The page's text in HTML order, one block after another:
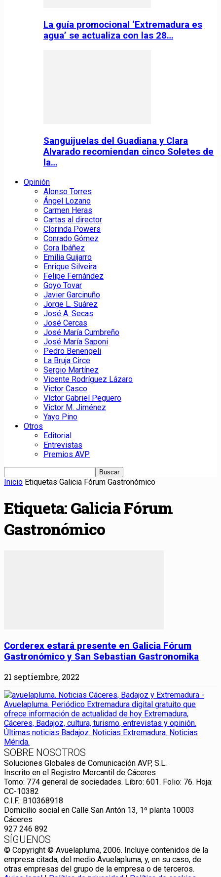
La guía promocional ‘Extremadura es
agua’ se actualiza con las 28…
Sanguijuelas del Guadiana y Clara
Alvarado recomiendan cinco Soletes de
la…
Opinión
Alonso Torres
Ángel Lozano
Carmen Heras
Cartas al director
Clorinda Powers
Conrado Gómez
Cora Ibáñez
Emilia Guijarro
Enrique Silveira
Felipe Fernández
Goyo Tovar
Javier Garcinuño
Jorge L. Suárez
José A. Secas
José Cercas
José María Cumbreño
José María Saponi
Pedro Benengeli
La Bruja Circe
Sergio Martínez
Vicente Rodríguez Lázaro
Victor Casco
Víctor Gabriel Peguero
Victor M. Jiménez
Yayo Pino
Otros
Editorial
Entrevistas
Premios AVP
Inicio Etiquetas Galicia Fórum Gastronómico
Etiqueta: Galicia Fórum
Gastronómico
Corderex estará presente en Galicia Fórum
Gastronómico y San Sebastian Gastronomika
21 septiembre, 2022
SOBRE NOSOTROS
Soluciones Globales de Comunicación AVP, S.L.
Inscrito en el Registro Mercantil de Cáceres
Tomo: 774 general de sociedades. Libro: 601. Folio: 76. Hoja:
CC-10382
C.I.F.: B10368918
Domicilio social en Calle San Antón 13, 1º planta 10003
Cáceres
927 246 892
SÍGUENOS
© Copyright © Avuelapluma, 2006. Incluye contenidos de la
empresa citada, del medio Avuelapluma, y, en su caso, de
otras empresas del grupo de la empresa o de terceros.